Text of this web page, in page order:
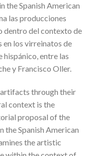
the Spanish American
las producciones
dentro del contexto de
en los virreinatos de
entre las
y Francisco Oller.
through their
context is the
proposal of the
the Spanish American
the artistic